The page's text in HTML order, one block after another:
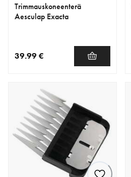
Trimmauskoneenterä
Aesculap Exacta
39.99 €